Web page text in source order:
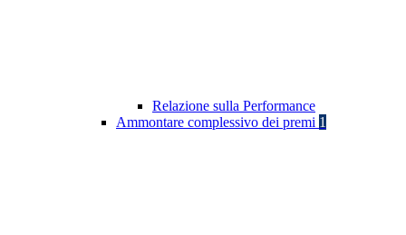
Relazione sulla Performance
Ammontare complessivo dei premi 1